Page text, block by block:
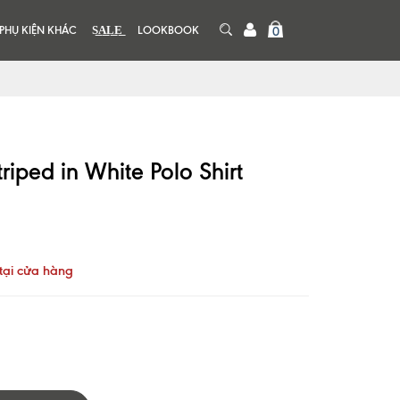
PHỤ KIỆN KHÁC S͟A͟L͟E͟ LOOKBOOK 0
in White Polo Shirt
cửa hàng